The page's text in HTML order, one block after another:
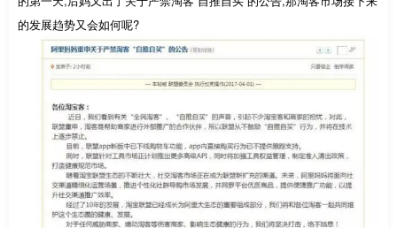
的发展趋势又会如何呢?